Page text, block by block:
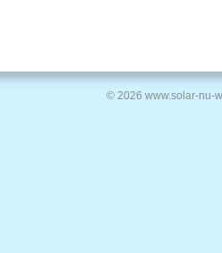
© 2026 www.solar-nu-